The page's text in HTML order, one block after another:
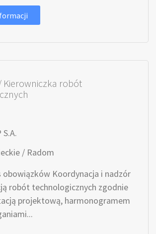
Kierowniczka robót
S.A.
/ Radom
obowiązków Koordynacja i nadzór
robót technologicznych zgodnie
projektową, harmonogramem